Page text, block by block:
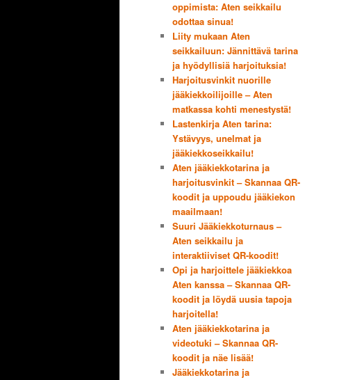
oppimista: Aten seikkailu
odottaa sinua!
Liity mukaan Aten
seikkailuun: Jännittävä tarina
ja hyödyllisiä harjoituksia!
Harjoitusvinkit nuorille
jääkiekkoilijoille – Aten
matkassa kohti menestystä!
Lastenkirja Aten tarina:
Ystävyys, unelmat ja
jääkiekkoseikkailu!
Aten jääkiekkotarina ja
harjoitusvinkit – Skannaa QR-
koodit ja uppoudu jääkiekon
maailmaan!
Suuri Jääkiekkoturnaus –
Aten seikkailu ja
interaktiiviset QR-koodit!
Opi ja harjoittele jääkiekkoa
Aten kanssa – Skannaa QR-
koodit ja löydä uusia tapoja
harjoitella!
Aten jääkiekkotarina ja
videotuki – Skannaa QR-
koodit ja näe lisää!
Jääkiekkotarina ja